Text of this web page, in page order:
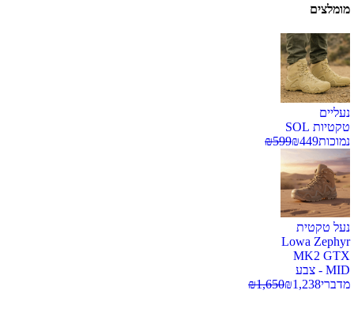
מומלצים
נעליים
טקטיות SOL
נמוכות
₪449
₪599
נעל טקטית
Lowa Zephyr
MK2 GTX
MID - צבע
מדברי
₪1,238
₪1,650